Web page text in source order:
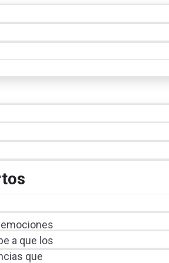
a que los
que